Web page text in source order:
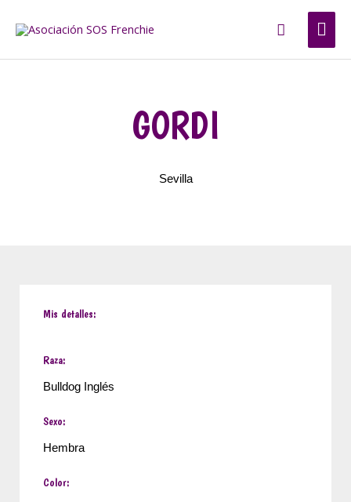
Buscar
GORDI
Sevilla
Mis detalles:
Raza:
Bulldog Inglés
Sexo:
Hembra
Color: